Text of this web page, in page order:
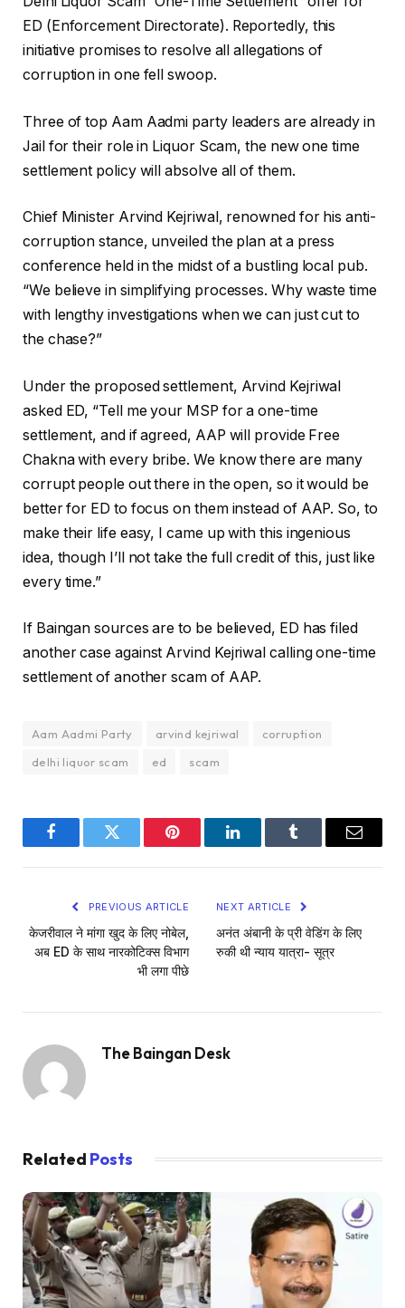
ED (Enforcement Directorate). Reportedly, this
initiative promises to resolve all allegations of
corruption in one fell swoop.
Three of top Aam Aadmi party leaders are already in
Jail for their role in Liquor Scam, the new one time
settlement policy will absolve all of them.
Chief Minister Arvind Kejriwal, renowned for his anti-
corruption stance, unveiled the plan at a press
conference held in the midst of a bustling local pub.
“We believe in simplifying processes. Why waste time
with lengthy investigations when we can just cut to
the chase?”
Under the proposed settlement, Arvind Kejriwal
asked ED, “Tell me your MSP for a one-time
settlement, and if agreed, AAP will provide Free
Chakna with every bribe. We know there are many
corrupt people out there in the open, so it would be
better for ED to focus on them instead of AAP. So, to
make their life easy, I came up with this ingenious
idea, though I’ll not take the full credit of this, just like
every time.”
If Baingan sources are to be believed, ED has filed
another case against Arvind Kejriwal calling one-time
settlement of another scam of AAP.
Aam Aadmi Party arvind kejriwal
corruption
delhi liquor scam
ed scam
FacebookTwitter Pinterest LinkedInTumblr Email
PREVIOUS ARTICLE
केजरीवाल ने मांगा खुद के लिए नोबेल,
अब ED के साथ नारकोटिक्स विभाग
भी लगा पीछे
NEXT ARTICLE
अनंत अंबानी के प्री वेडिंग के लिए
रुकी थी न्याय यात्रा- सूत्र
The Baingan Desk
Related Posts